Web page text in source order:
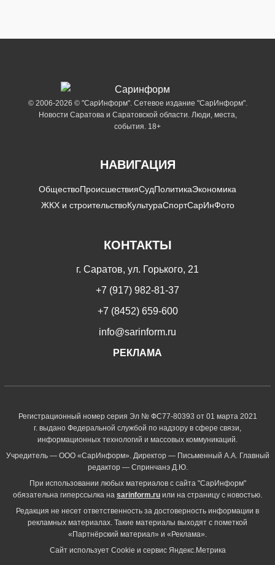
© 2006-2026 © "СарИнформ". Сетевое издание "СарИнформ".
Новости Саратова и Саратовской области. Люди, места,
события. 18+
НАВИГАЦИЯ
ОбществоПроисшествияСудПолитикаЭкономика
ЖКХ и строительствоКультураСпортСарИнФото
КОНТАКТЫ
г. Саратов, ул. Горького, 21
+7 (917) 982-81-37
+7 (8452) 659-600
info@sarinform.ru
РЕКЛАМА
Регистрационный номер серия Эл № ФС77-80393 от 01 марта 2021
г. выдано Федеральной службой по надзору в сфере связи,
информационных технологий и массовых коммуникаций.
Учредитель — ООО «СарИнформ». Директор — Письменный А.А. Главный
редактор — Спринчанэ Д.Ю.
При использовании любых материалов с сайта "СарИнформ"
обязательна гиперссылка на sarinform.ru или на страницу с новостью.
Редакция не несет ответственность за достоверность информации в
рекламных материалах. Такие материалы выходят с пометкой
«Партнёрский материал» и «Реклама».
Сайт использует Cookie и сервиc Яндекс.Метрика